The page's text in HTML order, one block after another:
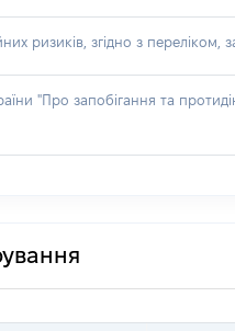
ризиків, згідно з переліком,
"Про запобігання та